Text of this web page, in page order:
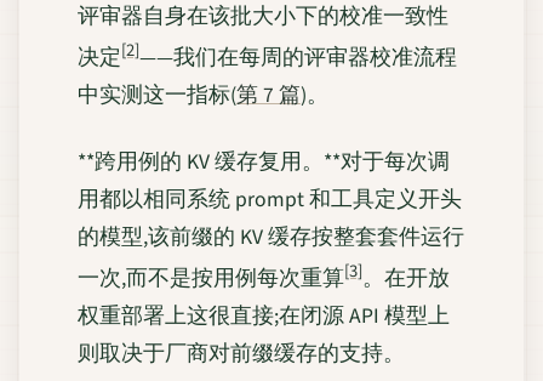
评审器自身在该批大小下的校准一致性
决定[2]——我们在每周的评审器校准流程
中实测这一指标(第 7 篇)。
**跨用例的 KV 缓存复用。**对于每次调
用都以相同系统 prompt 和工具定义开头
的模型,该前缀的 KV 缓存按整套套件运行
一次,而不是按用例每次重算[3]。在开放
权重部署上这很直接;在闭源 API 模型上
则取决于厂商对前缀缓存的支持。